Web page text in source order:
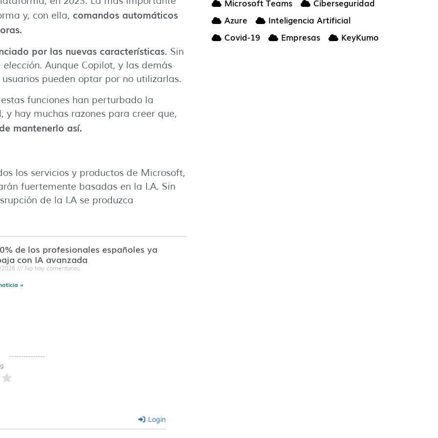
y, con ella, comandos automáticos
por las nuevas características. Sin
elección. Aunque Copilot, y las demás
pueden optar por no utilizarlas.
funciones han perturbado la
hay muchas razones para creer que,
mantenerlo así.
los servicios y productos de Microsoft,
fuertemente basadas en la I.A. Sin
de la I.A se produzca
de los profesionales españoles ya
con IA avanzada
No hay comentarios
»
Login
Microsoft Teams
Ciberseguridad
Azure
Inteligencia Artificial
Covid-19
Empresas KeyKumo